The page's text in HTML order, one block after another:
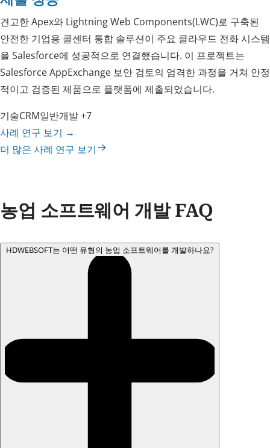
견고한 Apex와 Lightning Web Components(LWC)로 구축된
안전한 기업용 콜센터 통합 솔루션이 주요 클라우드 전화 시스템
을 Salesforce에 성공적으로 연결했습니다. 이 프로젝트는
Salesforce AppExchange 보안 검토의 엄격한 과정을 거쳐 안정
적이고 검증된 제품으로 플랫폼에 제출되었습니다.
기술CRM일반개발+7
사례 연구 보기 →
더 많은 사례 연구 보기
농업 소프트웨어 개발 FAQ
HDWEBSOFT는 어떤 유형의 농업 소프트웨어를 개발하나요?